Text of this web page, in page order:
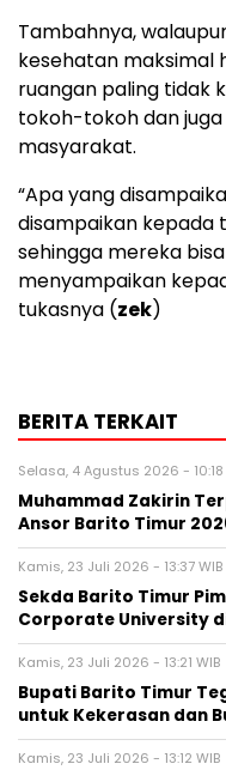
Tambahnya,
kesehatan maksimal
ruangan paling tidak
tokoh-tokoh dan
masyarakat.
“Apa yang
disampaikan
sehingga mereka
menyampaikan
tukasnya (zek)
BERITA TERKAIT
Selasa, 4 Agustus 2026 - 10:18
Muhammad Zakirin
Ansor Barito Timur
Kamis, 23 Juli 2026 - 13:37 WIB
Sekda Barito Timur
Corporate University di
Kamis, 23 Juli 2026 - 13:21 WIB
Bupati Barito Timur
untuk Kekerasan dan
Kamis, 23 Juli 2026 - 13:12 WIB